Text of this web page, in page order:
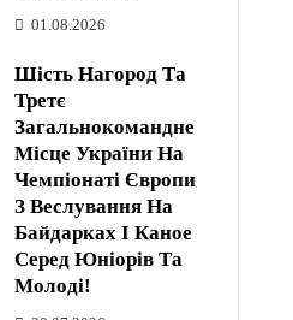
01.08.2026
Шість Нагород Та
Третє
Загальнокомандне
Місце України На
Чемпіонаті Європи
З Веслування На
Байдарках І Каное
Серед Юніорів Та
Молоді!